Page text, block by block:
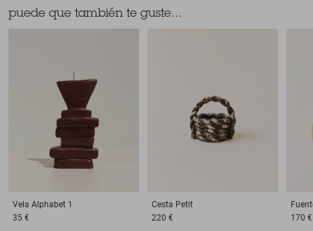
puede que también te guste...
Vela Alphabet 1
35 €
Cesta Petit
220 €
170 €